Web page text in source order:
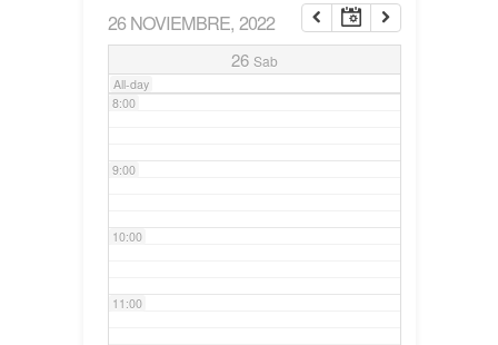
26 NOVIEMBRE, 2022
26 Sab
All-day
7:00
8:00
9:00
10:00
11:00